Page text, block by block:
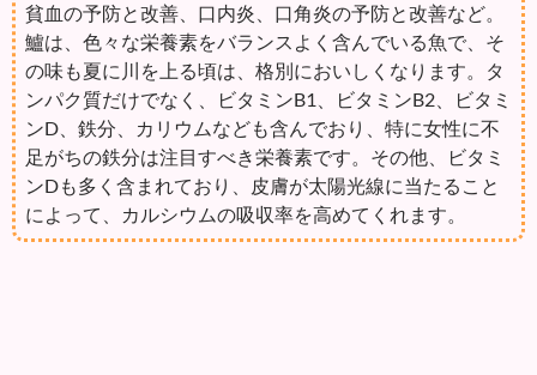
貧血の予防と改善、口内炎、口角炎の予防と改善など。
鱸は、色々な栄養素をバランスよく含んでいる魚で、そ
の味も夏に川を上る頃は、格別においしくなります。タ
ンパク質だけでなく、ビタミンB1、ビタミンB2、ビタミ
ンD、鉄分、カリウムなども含んでおり、特に女性に不
足がちの鉄分は注目すべき栄養素です。その他、ビタミ
ンDも多く含まれており、皮膚が太陽光線に当たること
によって、カルシウムの吸収率を高めてくれます。